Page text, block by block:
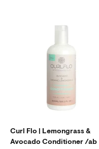
Curl Flo | Lemongrass &
Avocado Conditioner /ab